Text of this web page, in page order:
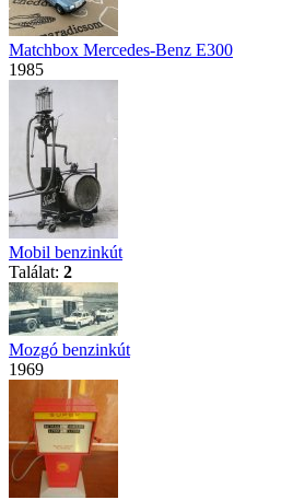
Matchbox Mercedes-Benz E300
1985
Mobil benzinkút
Találat: 2
Mozgó benzinkút
1969